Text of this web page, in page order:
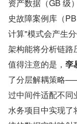
资产数据（GB 级
史故障案例库（
计算"模式会产生
架构能将分析链路
值得注意的是， 孪
了分层解耦策略
过中间件适配不同
水务项目中实现了